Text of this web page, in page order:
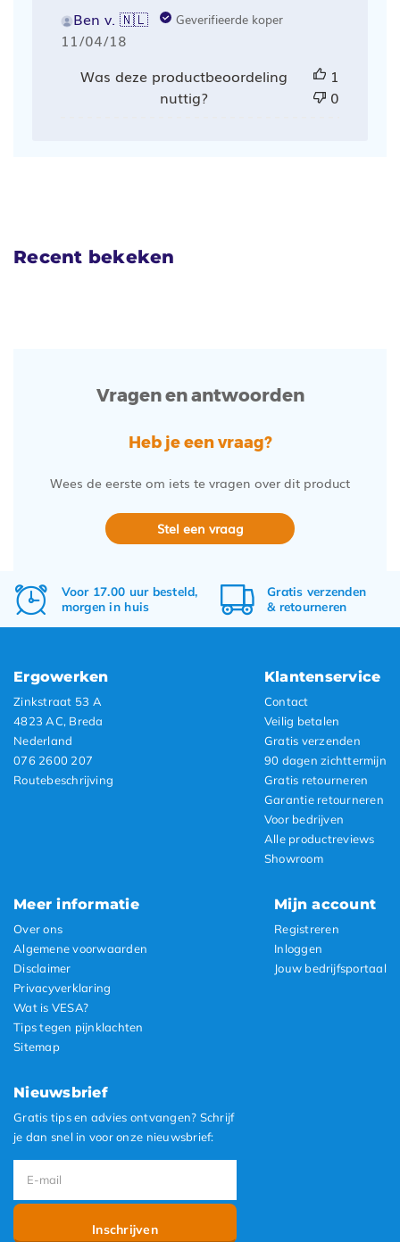
Ben v. 🇳🇱 Geverifieerde koper
Publicatiedatum
11/04/18
Was deze productbeoordeling
nuttig?
1
0
Recent bekeken
Vragen en antwoorden
Heb je een vraag?
Wees de eerste om iets te vragen over dit product
Stel een vraag
Voor 17.00 uur besteld,
morgen in huis
Gratis verzenden
& retourneren
Ergowerken
Zinkstraat 53 A
4823 AC, Breda
Nederland
076 2600 207
Routebeschrijving
Klantenservice
Contact
Veilig betalen
Gratis verzenden
90 dagen zichttermijn
Gratis retourneren
Garantie retourneren
Voor bedrijven
Alle productreviews
Showroom
Meer informatie
Over ons
Algemene voorwaarden
Disclaimer
Privacyverklaring
Wat is VESA?
Tips tegen pijnklachten
Sitemap
Mijn account
Registreren
Inloggen
Jouw bedrijfsportaal
Nieuwsbrief
Gratis tips en advies ontvangen? Schrijf
je dan snel in voor onze nieuwsbrief:
Inschrijven